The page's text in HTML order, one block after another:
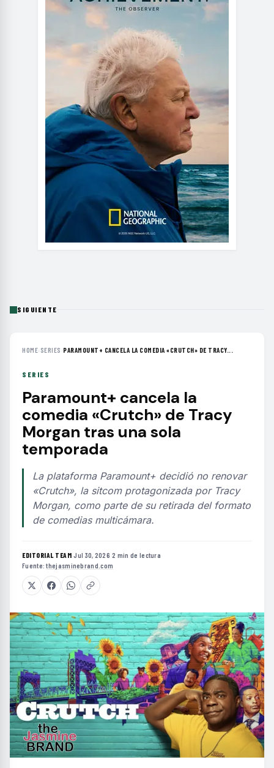
SIGUIENTE
HOME› SERIES ›PARAMOUNT+ CANCELA LA COMEDIA «CRUTCH» DE TRACY...
SERIES
Paramount+ cancela la
comedia «Crutch» de Tracy
Morgan tras una sola
temporada
La plataforma Paramount+ decidió no renovar
«Crutch», la sitcom protagonizada por Tracy
Morgan, como parte de su retirada del formato
de comedias multicámara.
EDITORIAL TEAM·Jul 30, 2026·2 min de lectura·
Fuente:thejasminebrand.com